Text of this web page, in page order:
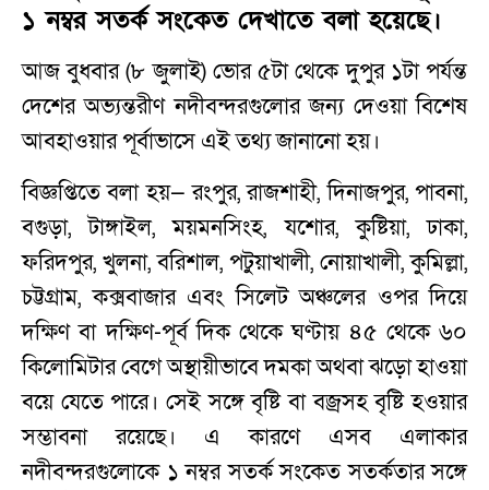
১ নম্বর সতর্ক সংকেত দেখাতে বলা হয়েছে।
আজ বুধবার (৮ জুলাই) ভোর ৫টা থেকে দুপুর ১টা পর্যন্ত
দেশের অভ্যন্তরীণ নদীবন্দরগুলোর জন্য দেওয়া বিশেষ
আবহাওয়ার পূর্বাভাসে এই তথ্য জানানো হয়।
বিজ্ঞপ্তিতে বলা হয়— রংপুর, রাজশাহী, দিনাজপুর, পাবনা,
বগুড়া, টাঙ্গাইল, ময়মনসিংহ, যশোর, কুষ্টিয়া, ঢাকা,
ফরিদপুর, খুলনা, বরিশাল, পটুয়াখালী, নোয়াখালী, কুমিল্লা,
চট্টগ্রাম, কক্সবাজার এবং সিলেট অঞ্চলের ওপর দিয়ে
দক্ষিণ বা দক্ষিণ-পূর্ব দিক থেকে ঘণ্টায় ৪৫ থেকে ৬০
কিলোমিটার বেগে অস্থায়ীভাবে দমকা অথবা ঝড়ো হাওয়া
বয়ে যেতে পারে। সেই সঙ্গে বৃষ্টি বা বজ্রসহ বৃষ্টি হওয়ার
সম্ভাবনা রয়েছে। এ কারণে এসব এলাকার
নদীবন্দরগুলোকে ১ নম্বর সতর্ক সংকেত সতর্কতার সঙ্গে